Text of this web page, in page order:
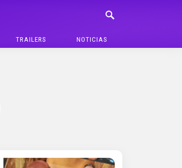
TRAILERS NOTICIAS